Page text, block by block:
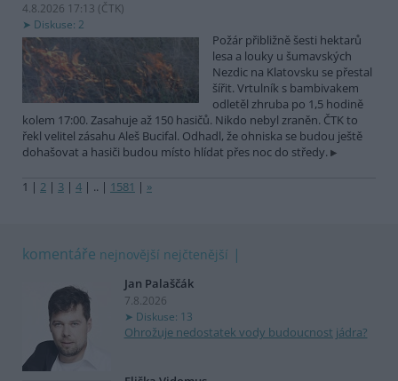
4.8.2026 17:13 (ČTK)
Diskuse: 2
Požár přibližně šesti hektarů
lesa a louky u šumavských
Nezdic na Klatovsku se přestal
šířit. Vrtulník s bambivakem
odletěl zhruba po 1,5 hodině
kolem 17:00. Zasahuje až 150 hasičů. Nikdo nebyl zraněn. ČTK to
řekl velitel zásahu Aleš Bucifal. Odhadl, že ohniska se budou ještě
dohašovat a hasiči budou místo hlídat přes noc do středy.
1 | 2 | 3 | 4 | .. | 1581 | »
komentáře nejnovější nejčtenější
Jan Palaščák
7.8.2026
Diskuse: 13
Ohrožuje nedostatek vody budoucnost jádra?